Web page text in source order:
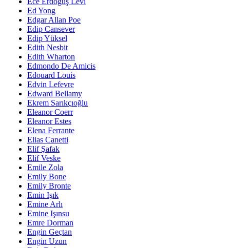
Ed Yong
Edgar Allan Poe
Edip Cansever
Edip Yüksel
Edith Nesbit
Edith Wharton
Edmondo De Amicis
Edouard Louis
Edvin Lefevre
Edward Bellamy
Ekrem Sarıkçıoğlu
Eleanor Coerr
Eleanor Estes
Elena Ferrante
Elias Canetti
Elif Şafak
Elif Veske
Emile Zola
Emily Bone
Emily Bronte
Emin Işık
Emine Arlı
Emine Işınsu
Emre Dorman
Engin Geçtan
Engin Uzun